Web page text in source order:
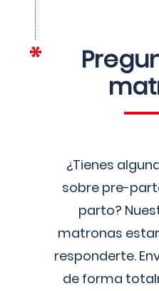
¿Tienes
sobre pre-
parto?
matronas
responderte.
de forma